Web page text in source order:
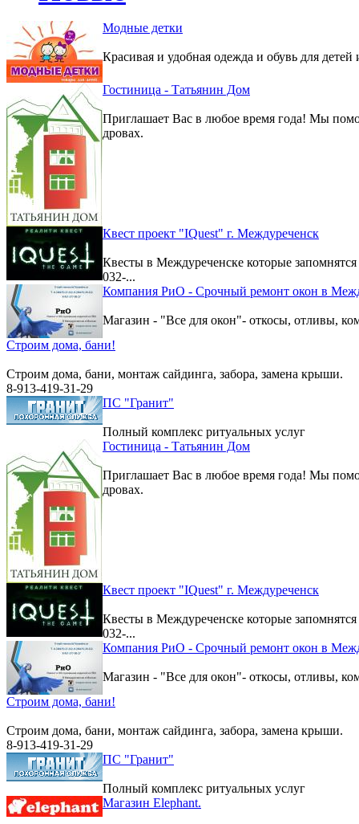
Модные детки
Красивая и удобная одежда и обувь для детей
Гостиница - Татьянин Дом
Приглашает Вас в любое время года! Мы
дровах.
Квест проект "IQuest" г. Междуреченск
Квесты в Междуреченске которые
032-...
Компания РиО - Срочный ремонт окон в
Магазин - "Все для окон"- откосы, отливы,
Строим дома, бани!
Строим дома, бани, монтаж сайдинга, забора, замена крыши.
8-913-419-31-29
ПС "Гранит"
Полный комплекс ритуальных услуг
Гостиница - Татьянин Дом
Приглашает Вас в любое время года! Мы
дровах.
Квест проект "IQuest" г. Междуреченск
Квесты в Междуреченске которые
032-...
Компания РиО - Срочный ремонт окон в
Магазин - "Все для окон"- откосы, отливы,
Строим дома, бани!
Строим дома, бани, монтаж сайдинга, забора, замена крыши.
8-913-419-31-29
ПС "Гранит"
Полный комплекс ритуальных услуг
Магазин Elephant.